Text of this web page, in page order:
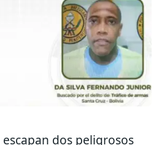
dos peligrosos